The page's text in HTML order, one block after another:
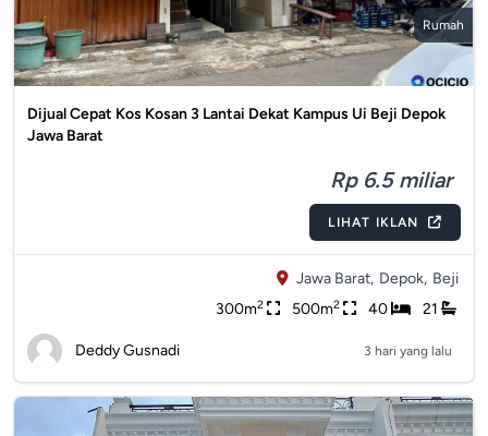
Rumah
Dijual Cepat Kos Kosan 3 Lantai Dekat Kampus Ui Beji Depok
Jawa Barat
Rp 6.5 miliar
LIHAT IKLAN
Jawa Barat, Depok, Beji
300m2 500m2 40 21
Deddy Gusnadi 3 hari yang lalu